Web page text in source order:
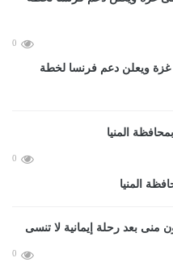
0
غزة ويعلن دعم فرنسا لخطة
0
المنيا
0